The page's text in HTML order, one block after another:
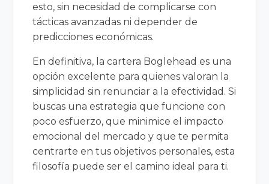
esto, sin necesidad de complicarse con
tácticas avanzadas ni depender de
predicciones económicas.
En definitiva, la cartera Boglehead es una
opción excelente para quienes valoran la
simplicidad sin renunciar a la efectividad. Si
buscas una estrategia que funcione con
poco esfuerzo, que minimice el impacto
emocional del mercado y que te permita
centrarte en tus objetivos personales, esta
filosofía puede ser el camino ideal para ti.